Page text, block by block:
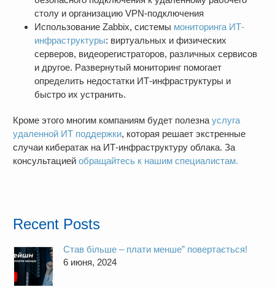
столу и организацию VPN-подключения
Использование Zabbix, системы мониторинга ИТ-
инфраструктуры: виртуальных и физических
серверов, видеорегистраторов, различных сервисов
и другое. Развернутый мониторинг помогает
определить недостатки ИТ-инфраструктуры и
быстро их устранить.
Кроме этого многим компаниям будет полезнауслуга
удаленной ИТ поддержки, которая решает экстренные
случаи кибератак на ИТ-инфраструктуру облака. За
консультациейобращайтесь к нашим специалистам.
Recent Posts
Став більше – плати менше” повертається!
6 июня, 2024